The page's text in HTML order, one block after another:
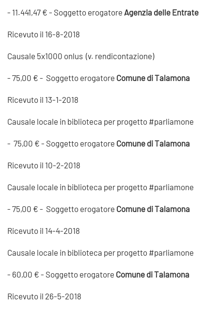
- 11.441,47 € - Soggetto erogatore Agenzia delle Entrate
Ricevuto il 16-8-2018
Causale 5x1000 onlus (v. rendicontazione)
- 75,00 € - Soggetto erogatore Comune di Talamona
Ricevuto il 13-1-2018
Causale locale in biblioteca per progetto #parliamone
- 75,00 € - Soggetto erogatore Comune di Talamona
Ricevuto il 10-2-2018
Causale locale in biblioteca per progetto #parliamone
- 75,00 € - Soggetto erogatore Comune di Talamona
Ricevuto il 14-4-2018
Causale locale in biblioteca per progetto #parliamone
- 60,00 € - Soggetto erogatore Comune di Talamona
Ricevuto il 26-5-2018